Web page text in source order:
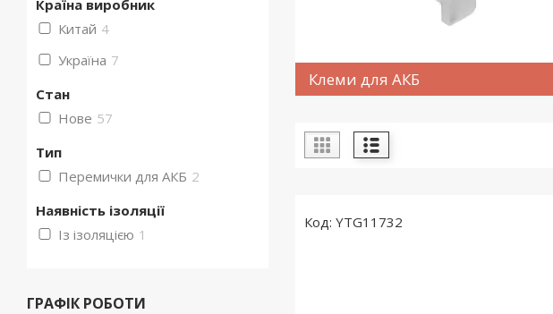
Клеми для АКБ
YTG11732
Країна виробник
Китай 4
Україна 7
Стан
Нове 57
Тип
Перемички для АКБ 2
Наявність ізоляції
Із ізоляцією 1
ГРАФІК РОБОТИ